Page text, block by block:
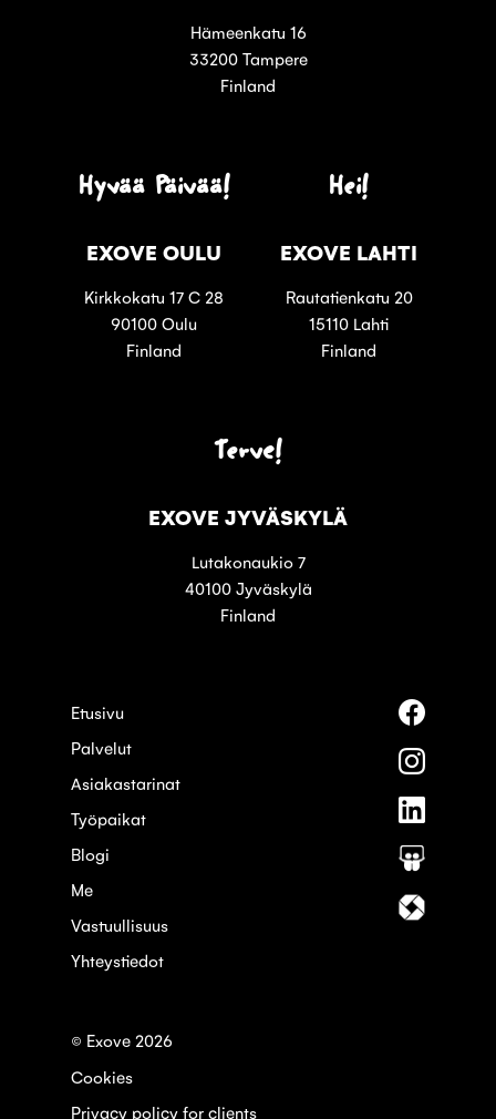
Hämeenkatu 16
33200 Tampere
Finland
Hyvää Päivää!
EXOVE OULU
Kirkkokatu 17 C 28
90100 Oulu
Finland
Hei!
EXOVE LAHTI
Rautatienkatu 20
15110 Lahti
Finland
Terve!
EXOVE JYVÄSKYLÄ
Lutakonaukio 7
40100 Jyväskylä
Finland
Etusivu
Palvelut
Asiakastarinat
Työpaikat
Blogi
Me
Vastuullisuus
Yhteystiedot
© Exove 2026
Cookies
Privacy policy for clients